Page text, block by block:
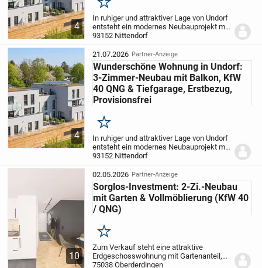
4
Merken
In ruhiger und attraktiver Lage von Undorf
entsteht ein modernes Neubauprojekt mit
insgesamt 15 Eigentumswohnungen in
energieeffizienter Bauweise nach KfW 40
QNG Standard.Die angebotene
Gartengescho...
93152 Nittendorf
4
21.07.2026 Partner-Anzeige
Wunderschöne Wohnung in Undorf:
3-Zimmer-Neubau mit Balkon, KfW
40 QNG & Tiefgarage, Erstbezug,
Provisionsfrei
Merken
In ruhiger und attraktiver Lage von Undorf
entsteht ein modernes Neubauprojekt mit
insgesamt 15 Eigentumswohnungen in
energieeffizienter Bauweise nach KfW 40
QNG Standard.Die angebotene
Erdgeschossw...
93152 Nittendorf
10
02.05.2026 Partner-Anzeige
Sorglos-Investment: 2-Zi.-Neubau
mit Garten & Vollmöblierung (KfW 40
/ QNG)
Merken
Zum Verkauf steht eine attraktive
Erdgeschosswohnung mit Gartenanteil,
gelegen in einer modernen
75038 Oberderdingen